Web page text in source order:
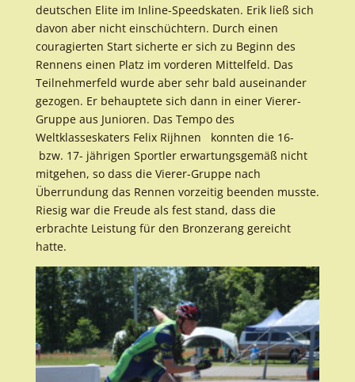
deutschen Elite im Inline-Speedskaten. Erik ließ sich
davon aber nicht einschüchtern. Durch einen
couragierten Start sicherte er sich zu Beginn des
Rennens einen Platz im vorderen Mittelfeld. Das
Teilnehmerfeld wurde aber sehr bald auseinander
gezogen. Er behauptete sich dann in einer Vierer-
Gruppe aus Junioren. Das Tempo des
Weltklasseskaters Felix Rijhnen konnten die 16-
bzw. 17- jährigen Sportler erwartungsgemäß nicht
mitgehen, so dass die Vierer-Gruppe nach
Überrundung das Rennen vorzeitig beenden musste.
Riesig war die Freude als fest stand, dass die
erbrachte Leistung für den Bronzerang gereicht
hatte.